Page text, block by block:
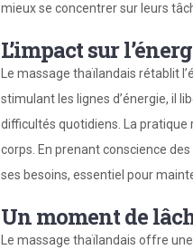
mieux se concentrer sur leurs
L’impact sur
Le massage thaïlandais rétablit
stimulant les lignes d’énergie, il
difficultés quotidiens. La
corps. En prenant conscience
ses besoins, essentiel pour
Un moment de
Le massage thaïlandais offre